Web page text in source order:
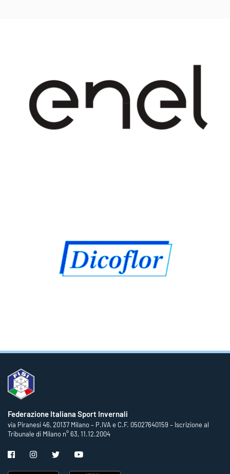
Federazione Italiana Sport Invernali
via Piranesi 46, 20137 Milano – P.IVA e C.F. 05027640159 – Iscrizione al
Tribunale di Milano n° 63, 11.12.2004